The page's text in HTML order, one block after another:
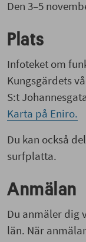
Den 3–5
Plats
Infoteket om
Kungsgärdets
S:t
Karta på Eniro.
Du kan också
surfplatta.
Anmälan
Du anmäler dig
län. När